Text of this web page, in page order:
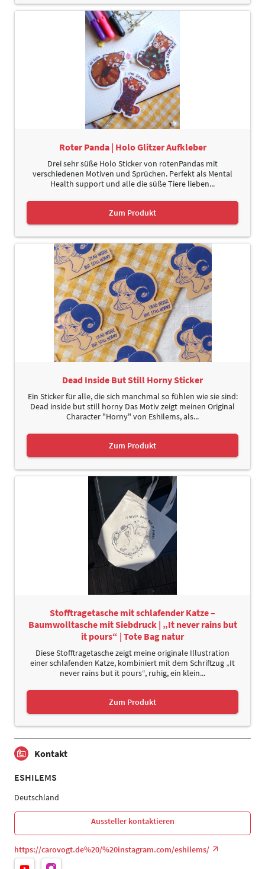
Roter Panda | Holo Glitzer Aufkleber
Drei sehr süße Holo Sticker von rotenPandas mit
verschiedenen Motiven und Sprüchen. Perfekt als Mental
Health support und alle die süße Tiere lieben...
Zum Produkt
Dead Inside But Still Horny Sticker
Ein Sticker für alle, die sich manchmal so fühlen wie sie sind:
Dead inside but still horny Das Motiv zeigt meinen Original
Character "Horny" von Eshilems, als...
Zum Produkt
Stofftragetasche mit schlafender Katze –
Baumwolltasche mit Siebdruck | „It never rains but
it pours“ | Tote Bag natur
Diese Stofftragetasche zeigt meine originale Illustration
einer schlafenden Katze, kombiniert mit dem Schriftzug „It
never rains but it pours“, ruhig, ein klein...
Zum Produkt
Kontakt
ESHILEMS
Deutschland
Aussteller kontaktieren
https://carovogt.de%20/%20instagram.com/eshilems/